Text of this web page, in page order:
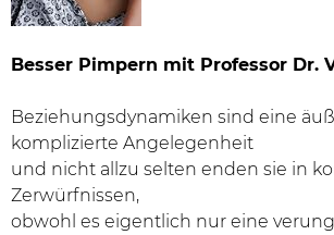
Besser Pimpern mit Professor Dr.
Beziehungsdynamiken sind eine
komplizierte Angelegenheit
und nicht allzu selten enden sie in
Zerwürfnissen,
obwohl es eigentlich nur eine